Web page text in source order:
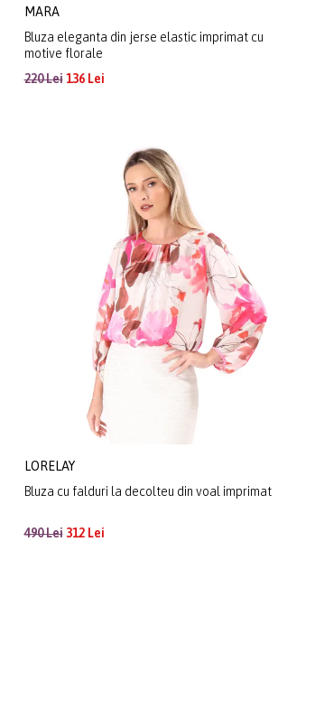
MARA
Bluza eleganta din jerse elastic imprimat cu
motive florale
220 Lei136 Lei
LORELAY
Bluza cu falduri la decolteu din voal imprimat
490 Lei312 Lei